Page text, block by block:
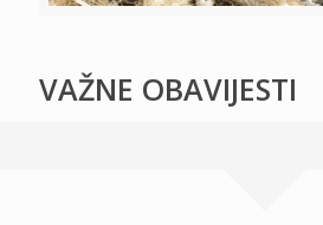
VAŽNE OBAVIJESTI